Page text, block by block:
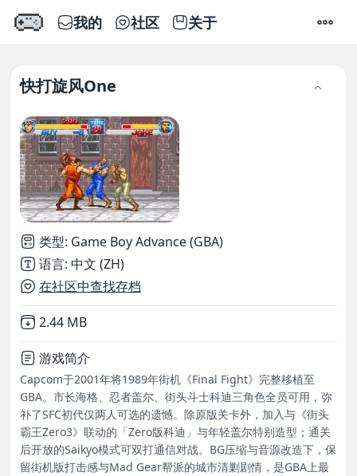
我的 社区 关于 设置
快打旋风One
类型: Game Boy Advance (GBA)
语言: 中文 (ZH)
在社区中查找存档
Not downloaded
2.44 MB
游戏简介
Capcom于2001年将1989年街机《Final Fight》完整移植至
GBA。市长海格、忍者盖尔、街头斗士科迪三角色全员可用，弥
补了SFC初代仅两人可选的遗憾。除原版关卡外，加入与《街头
霸王Zero3》联动的「Zero版科迪」与年轻盖尔特别造型；通关
后开放的Saikyo模式可双打通信对战。BG压缩与音源改造下，保
留街机版打击感与Mad Gear帮派的城市清剿剧情，是GBA上最